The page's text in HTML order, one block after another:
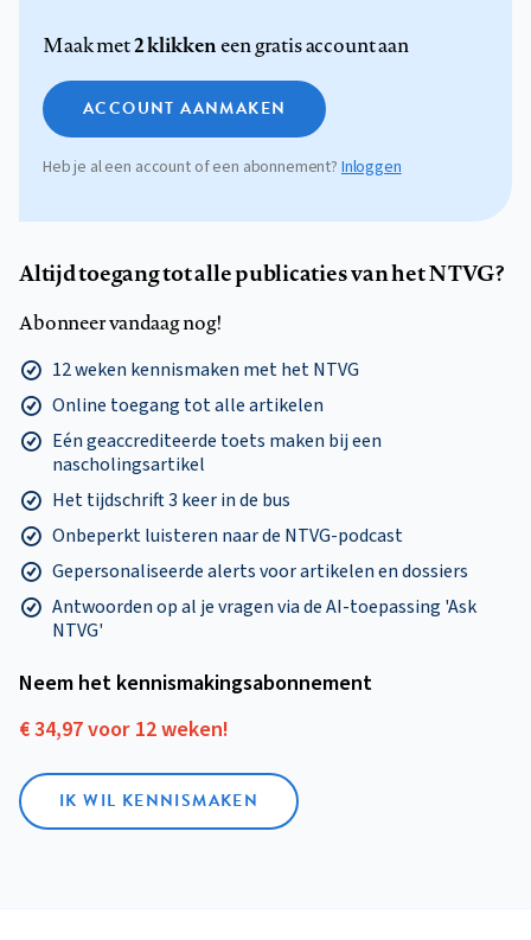
Maak met2 klikkeneen gratis account aan
ACCOUNT AANMAKEN
Heb je al een account of een abonnement? Inloggen
Altijd toegang tot alle publicaties van het NTVG?
Abonneer vandaag nog!
12 weken kennismaken met het NTVG
Online toegang tot alle artikelen
Eén geaccrediteerde toets maken bij een
nascholingsartikel
Het tijdschrift 3 keer in de bus
Onbeperkt luisteren naar de NTVG-podcast
Gepersonaliseerde alerts voor artikelen en dossiers
Antwoorden op al je vragen via de AI-toepassing 'Ask
NTVG'
Neem het kennismakings­abonnement
€ 34,97 voor 12 weken!
IK WIL KENNISMAKEN